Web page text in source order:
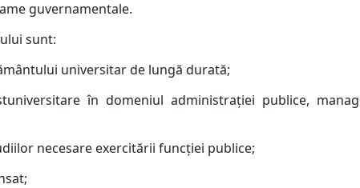
guvernamentale.
sunt:
universitar de lungă durată;
în domeniul administraţiei publice,
necesare exercitării funcţiei publice;